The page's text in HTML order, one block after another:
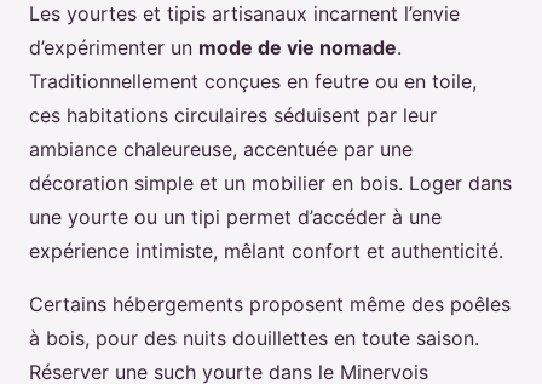
Les yourtes et tipis artisanaux incarnent l’envie
d’expérimenter un mode de vie nomade.
Traditionnellement conçues en feutre ou en toile,
ces habitations circulaires séduisent par leur
ambiance chaleureuse, accentuée par une
décoration simple et un mobilier en bois. Loger dans
une yourte ou un tipi permet d’accéder à une
expérience intimiste, mêlant confort et authenticité.
Certains hébergements proposent même des poêles
à bois, pour des nuits douillettes en toute saison.
Réserver une such yourte dans le Minervois